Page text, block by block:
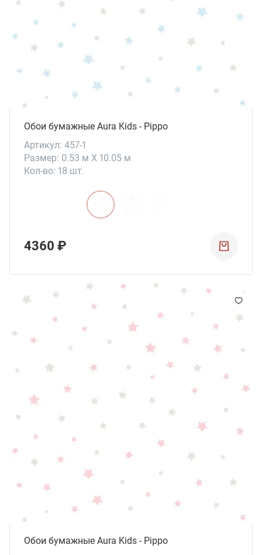
Обои бумажные Aura Kids - Pippo
Артикул: 457-1
Размер: 0.53 м X 10.05 м
Кол-во: 18 шт.
4360 ₽
Обои бумажные Aura Kids - Pippo